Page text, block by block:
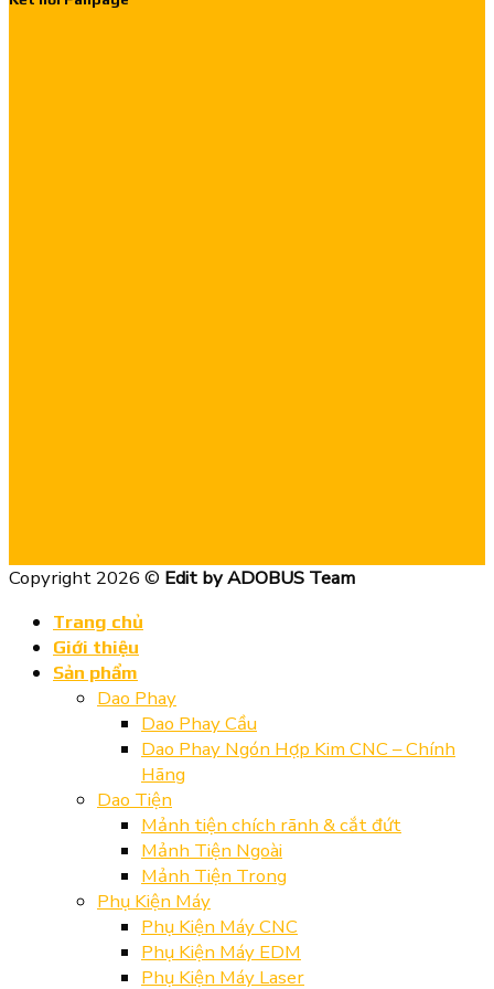
Copyright 2026 © Edit by ADOBUS Team
Trang chủ
Giới thiệu
Sản phẩm
Dao Phay
Dao Phay Cầu
Dao Phay Ngón Hợp Kim CNC – Chính
Hãng
Dao Tiện
Mảnh tiện chích rãnh & cắt đứt
Mảnh Tiện Ngoài
Mảnh Tiện Trong
Phụ Kiện Máy
Phụ Kiện Máy CNC
Phụ Kiện Máy EDM
Phụ Kiện Máy Laser